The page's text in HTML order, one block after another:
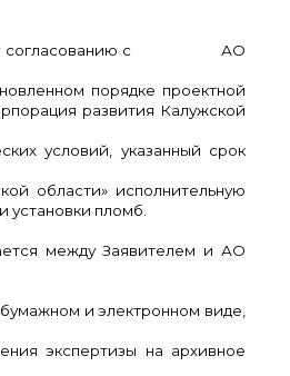
согласованию с АО
порядке проектной
развития Калужской
условий, указанный срок
области» исполнительную
установки пломб.
между Заявителем и АО
и электронном виде,
экспертизы на архивное